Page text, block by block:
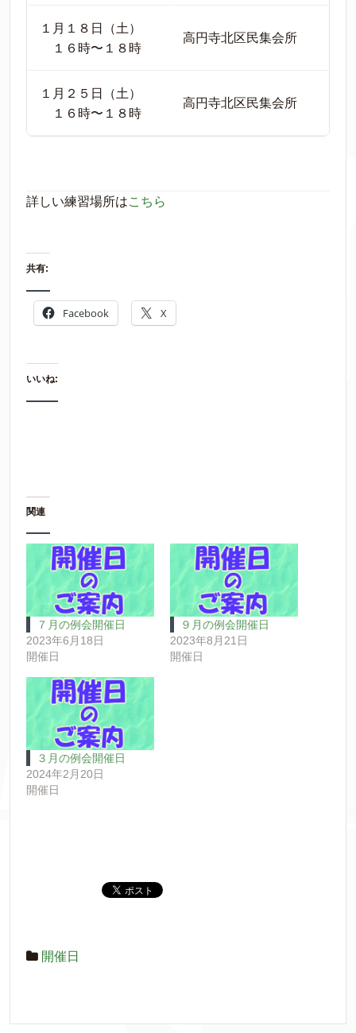
１月１８日（土）
１６時〜１８時
高円寺北区民集会所
１月２５日（土）
１６時〜１８時
高円寺北区民集会所
詳しい練習場所はこちら
共有:
Facebook X
いいね:
関連
７月の例会開催日
2023年6月18日
開催日
９月の例会開催日
2023年8月21日
開催日
３月の例会開催日
2024年2月20日
開催日
開催日